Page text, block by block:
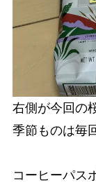
右側が今回の
季節ものは毎
コーヒーパス